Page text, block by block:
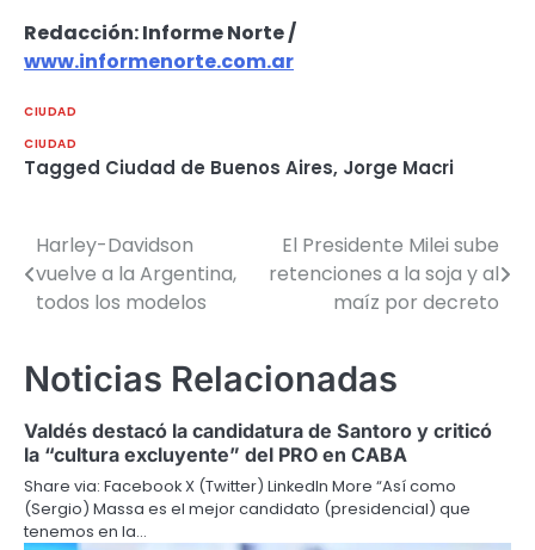
Redacción: Informe Norte /
www.informenorte.com.ar
CIUDAD
CIUDAD
Tagged Ciudad de Buenos Aires, Jorge Macri
Navegación
de
Harley-Davidson
vuelve a la Argentina,
todos los modelos
El Presidente Milei sube
retenciones a la soja y al
maíz por decreto
Noticias Relacionadas
Valdés destacó la candidatura de Santoro y criticó
la “cultura excluyente” del PRO en CABA
Share via: Facebook X (Twitter) LinkedIn More “Así como
(Sergio) Massa es el mejor candidato (presidencial) que
tenemos en la…